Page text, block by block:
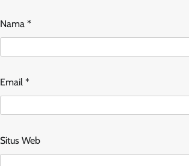
Nama *
Email *
Situs Web